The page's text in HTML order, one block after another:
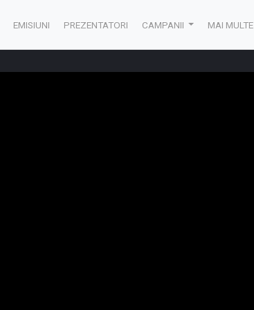
EMISIUNI PREZENTATORI CAMPANII MAI MULTE